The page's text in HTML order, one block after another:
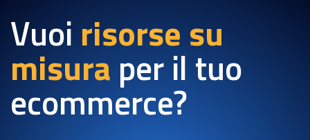
Vuoi risorse su
misura per il tuo
ecommerce?